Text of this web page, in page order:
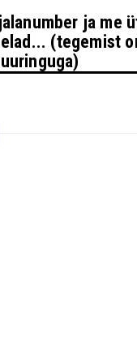
ja me
(tegemist